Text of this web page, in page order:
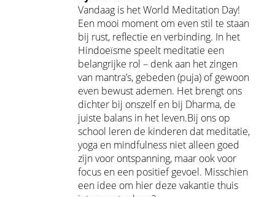
Vandaag is het World Meditation Day!
Een mooi moment om even stil te staan
bij rust, reflectie en verbinding. In het
Hindoeïsme speelt meditatie een
belangrijke rol – denk aan het zingen
van mantra’s, gebeden (puja) of gewoon
even bewust ademen. Het brengt ons
dichter bij onszelf en bij Dharma, de
juiste balans in het leven.Bij ons op
school leren de kinderen dat meditatie,
yoga en mindfulness niet alleen goed
zijn voor ontspanning, maar ook voor
focus en een positief gevoel. Misschien
een idee om hier deze vakantie thuis